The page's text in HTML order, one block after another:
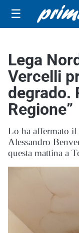
☰
Lega
Vercelli
degrado.
Regione”
Lo ha affermato il
Alessandro
questa mattina a